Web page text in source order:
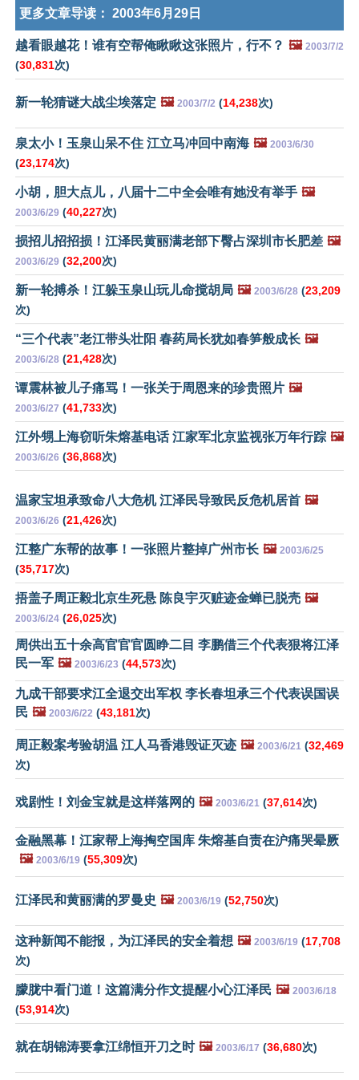
更多文章导读： 2003年6月29日
越看眼越花！谁有空帮俺瞅瞅这张照片，行不？ 🖼️ 2003/7/2
(30,831次)
新一轮猜谜大战尘埃落定 🖼️ 2003/7/2 (14,238次)
泉太小！玉泉山呆不住 江立马冲回中南海 🖼️ 2003/6/30
(23,174次)
小胡，胆大点儿，八届十二中全会唯有她没有举手 🖼️
2003/6/29 (40,227次)
损招儿招招损！江泽民黄丽满老部下臀占深圳市长肥差 🖼️
2003/6/29 (32,200次)
新一轮搏杀！江躲玉泉山玩儿命搅胡局 🖼️ 2003/6/28 (23,209
次)
“三个代表”老江带头壮阳 春药局长犹如春笋般成长 🖼️
2003/6/28 (21,428次)
谭震林被儿子痛骂！一张关于周恩来的珍贵照片 🖼️
2003/6/27 (41,733次)
江外甥上海窃听朱熔基电话 江家军北京监视张万年行踪 🖼️
2003/6/26 (36,868次)
温家宝坦承致命八大危机 江泽民导致民反危机居首 🖼️
2003/6/26 (21,426次)
江整广东帮的故事！一张照片整掉广州市长 🖼️ 2003/6/25
(35,717次)
捂盖子周正毅北京生死悬 陈良宇灭赃迹金蝉已脱壳 🖼️
2003/6/24 (26,025次)
周供出五十余高官官官圆睁二目 李鹏借三个代表狠将江泽
民一军 🖼️ 2003/6/23 (44,573次)
九成干部要求江全退交出军权 李长春坦承三个代表误国误
民 🖼️ 2003/6/22 (43,181次)
周正毅案考验胡温 江人马香港毁证灭迹 🖼️ 2003/6/21 (32,469
次)
戏剧性！刘金宝就是这样落网的 🖼️ 2003/6/21 (37,614次)
金融黑幕！江家帮上海掏空国库 朱熔基自责在沪痛哭晕厥
🖼️ 2003/6/19 (55,309次)
江泽民和黄丽满的罗曼史 🖼️ 2003/6/19 (52,750次)
这种新闻不能报，为江泽民的安全着想 🖼️ 2003/6/19 (17,708
次)
朦胧中看门道！这篇满分作文提醒小心江泽民 🖼️ 2003/6/18
(53,914次)
就在胡锦涛要拿江绵恒开刀之时 🖼️ 2003/6/17 (36,680次)